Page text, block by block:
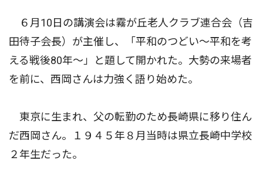
６月10日の講演会は霧が丘老人クラブ連合会（吉
田待子会長）が主催し、「平和のつどい〜平和を考
える戦後80年〜」と題して開かれた。大勢の来場者
を前に、西岡さんは力強く語り始めた。
東京に生まれ、父の転勤のため長崎県に移り住ん
だ西岡さん。１９４５年８月当時は県立長崎中学校
２年生だった。